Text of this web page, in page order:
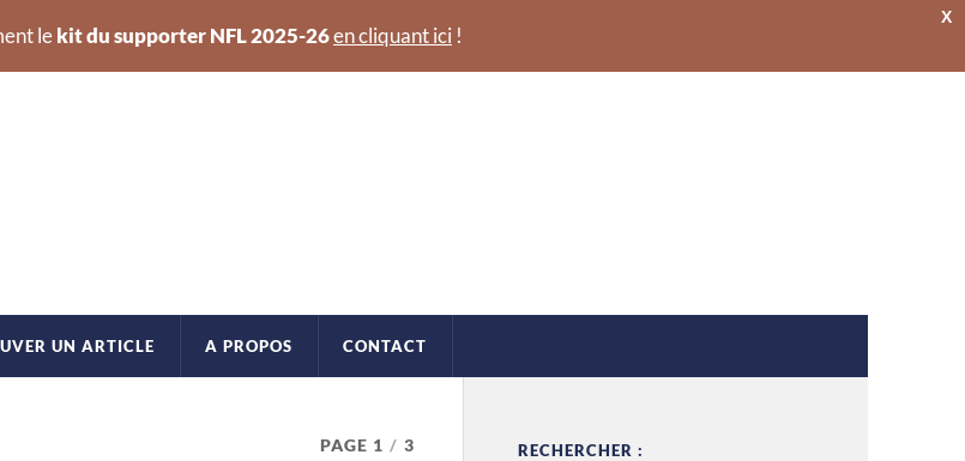
X
lekit du supporter NFL 2025-26en cliquant ici !
UN ARTICLE A PROPOS CONTACT
PAGE 1 / 3 RECHERCHER :